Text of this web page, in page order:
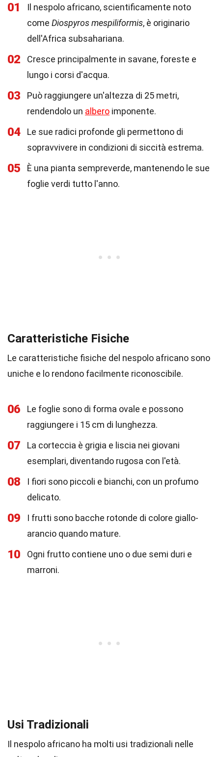
01
Il nespolo africano, scientificamente noto
come Diospyros mespiliformis, è originario
dell'Africa subsahariana.
02
Cresce principalmente in savane, foreste e
lungo i corsi d'acqua.
03
Può raggiungere un'altezza di 25 metri,
rendendolo un albero imponente.
04
Le sue radici profonde gli permettono di
sopravvivere in condizioni di siccità estrema.
05
È una pianta sempreverde, mantenendo le sue
foglie verdi tutto l'anno.
Caratteristiche Fisiche
Le caratteristiche fisiche del nespolo africano sono
uniche e lo rendono facilmente riconoscibile.
06
Le foglie sono di forma ovale e possono
raggiungere i 15 cm di lunghezza.
07
La corteccia è grigia e liscia nei giovani
esemplari, diventando rugosa con l'età.
08
I fiori sono piccoli e bianchi, con un profumo
delicato.
09
I frutti sono bacche rotonde di colore giallo-
arancio quando mature.
10
Ogni frutto contiene uno o due semi duri e
marroni.
Usi Tradizionali
Il nespolo africano ha molti usi tradizionali nelle